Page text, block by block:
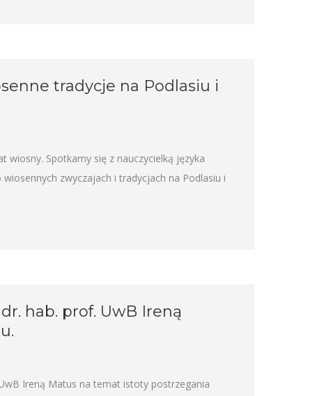
tradycje na Podlasiu i
Spotkamy się z nauczycielką języka
zwyczajach i tradycjach na Podlasiu i
hab. prof. UwB Ireną
Ireną Matus na temat istoty postrzegania